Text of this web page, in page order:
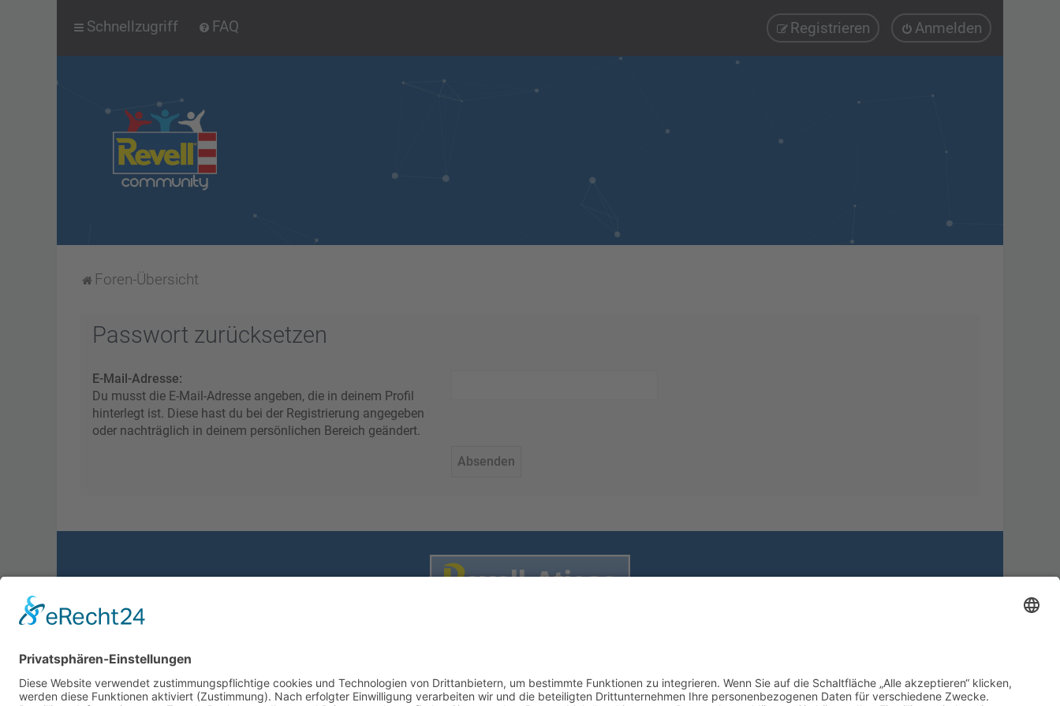
Schnellzugriff FAQ Anmelden
Registrieren
Foren-Übersicht
Passwort zurücksetzen
E-Mail-Adresse:
Du musst die E-Mail-Adresse angeben, die in deinem Profil
hinterlegt ist. Diese hast du bei der Registrierung angegeben
oder nachträglich in deinem persönlichen Bereich geändert.
Powered byphpBB™• Design byPlanetStyles•Datenschutz•Impressum